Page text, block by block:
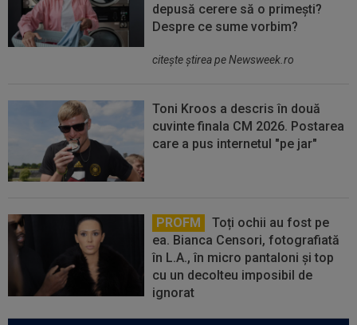
depusă cerere să o primești?
Despre ce sume vorbim?
citeşte ştirea pe Newsweek.ro
Toni Kroos a descris în două
cuvinte finala CM 2026. Postarea
care a pus internetul "pe jar"
PROFM
Toți ochii au fost pe
ea. Bianca Censori, fotografiată
în L.A., în micro pantaloni și top
cu un decolteu imposibil de
ignorat